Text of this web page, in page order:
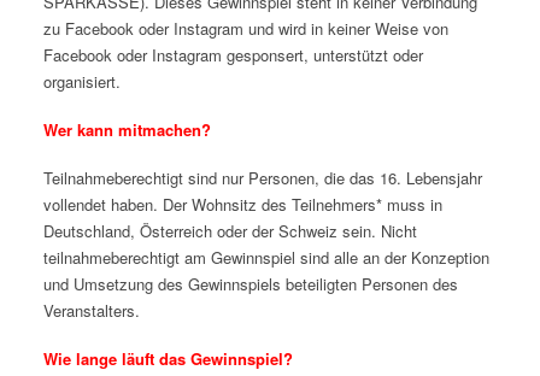
zu Facebook oder Instagram und wird in keiner Weise von
Facebook oder Instagram gesponsert, unterstützt oder
organisiert.
Wer kann mitmachen?
Teilnahmeberechtigt sind nur Personen, die das 16. Lebensjahr
vollendet haben. Der Wohnsitz des Teilnehmers* muss in
Deutschland, Österreich oder der Schweiz sein. Nicht
teilnahmeberechtigt am Gewinnspiel sind alle an der Konzeption
und Umsetzung des Gewinnspiels beteiligten Personen des
Veranstalters.
Wie lange läuft das Gewinnspiel?